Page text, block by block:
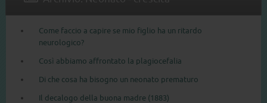
Come faccio a capire se mio figlio ha un ritardo
neurologico?
Così abbiamo affrontato la plagiocefalia
Di che cosa ha bisogno un neonato prematuro
Il decalogo della buona madre (1883)